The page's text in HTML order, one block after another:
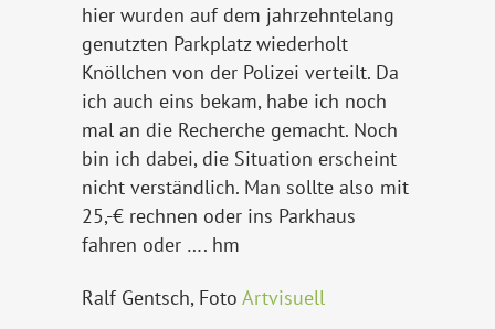
hier wurden auf dem jahrzehntelang
genutzten Parkplatz wiederholt
Knöllchen von der Polizei verteilt. Da
ich auch eins bekam, habe ich noch
mal an die Recherche gemacht. Noch
bin ich dabei, die Situation erscheint
nicht verständlich. Man sollte also mit
25,-€ rechnen oder ins Parkhaus
fahren oder …. hm
Ralf Gentsch, Foto Artvisuell